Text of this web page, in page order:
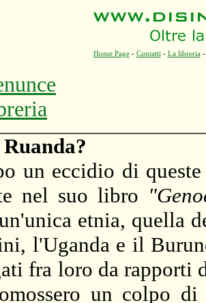
Home Page- Contatti - La libreria
un eccidio di
nel suo libro
etnia, quella
l'Uganda e il
fra loro da rapporti
un colpo